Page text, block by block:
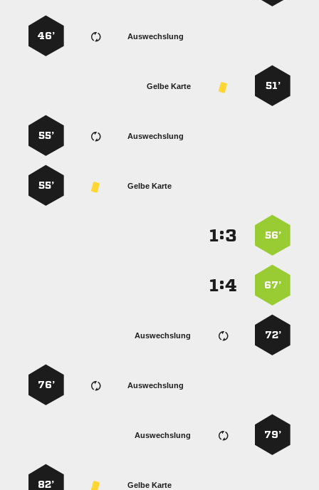
Auswechslung
46’
51’
Gelbe Karte
Auswechslung
55’
Gelbe Karte
55’
56’
:
67’
:
72’
Auswechslung
Auswechslung
76’
79’
Auswechslung
Gelbe Karte
82’